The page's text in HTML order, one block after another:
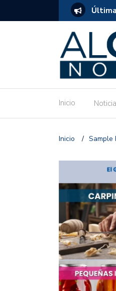
de estimulación temprana para
Inicio
Inicio / Sample